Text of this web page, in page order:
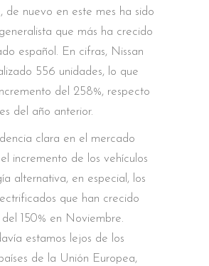
de nuevo en este mes ha sido
que más ha crecido
español. En cifras, Nissan
556 unidades, lo que
del 258%, respecto
del año anterior.
clara en el mercado
incremento de los vehículos
alternativa, en especial, los
que han crecido
150% en Noviembre.
estamos lejos de los
de la Unión Europea,